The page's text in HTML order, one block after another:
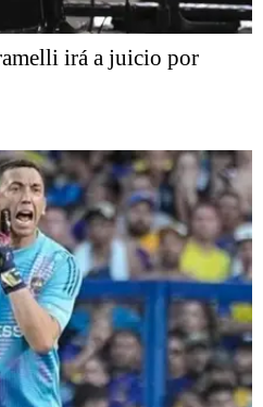
irá a juicio por